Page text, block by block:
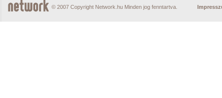
© 2007 Copyright Network.hu Minden jog fenntartva.